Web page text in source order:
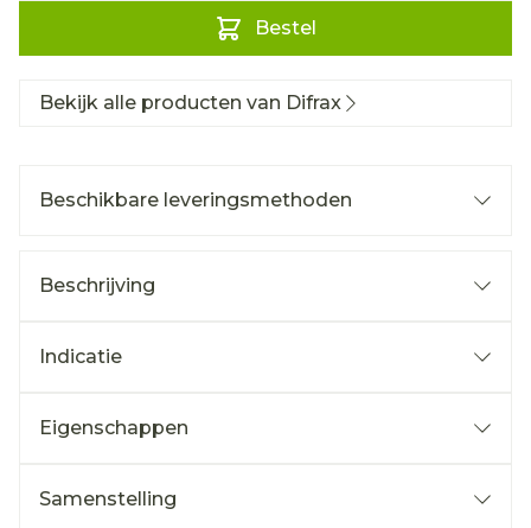
Bestel
Bekijk alle producten van Difrax
Beschikbare leveringsmethoden
Beschrijving
Indicatie
Eigenschappen
Samenstelling